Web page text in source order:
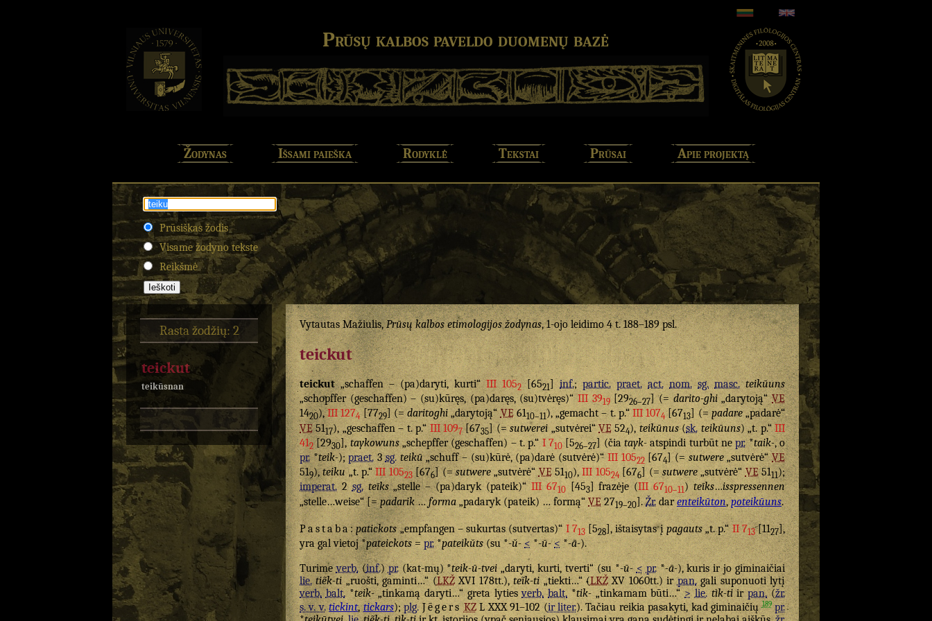
Prūsų kalbos paveldo duomenų bazė
Žodynas Išsami paieška Rodyklė Tekstai Prūsai Apie projektą
Prūsiškas žodis
Visame žodyno tekste
Reikšmė
Rasta žodžių: 2
teickut
teikūsnan
Vytautas Mažiulis,Prūsų kalbos etimologijos žodynas, 1-ojo leidimo 4 t. 188–189 psl.
teickut
teickut„schaffen – (pa)daryti, kurti“III 1052[6521]inf.;partic. praet. act. nom. sg. masc. teikūuns
„schoͤpffer (geschaffen) – (su)kūręs, (pa)daręs, (su)tvėręs)“III 3919[2926–27] (=darito-ghi„darytoją“VE
1420),III 1274[7729] (=daritoghi„darytoją“VE6110–11), „gemacht – t. p.“III 1074[6713] (=padare„padarė“
VE5117), „geschaffen – t. p.“III 1097[6735] (=sutwerei„sutvėrei“VE 524), teikūnus(sk. teikūuns) „t. p.“III
412[2930],taykowuns„schepffer (geschaffen) – t. p.“ I 710[526–27] (čiatayk-atspindi turbūt nepr.*taik-, o
pr.*teik-);praet.3sg. teikū„schuff – (su)kūrė, (pa)darė (sutvėrė)“III 10522[674] (=sutwere„sutvėrė“VE
519),teiku„t. p.“III 10523[676] (=sutwere„sutvėrė“VE5110),III 10524 [676] (=sutwere„sutvėrė“VE5111);
imperat.2 sg. teīks„stelle – (pa)daryk (pateik)“III 6710[453] frazėje (III 6710–11)teīks…isspressennen
„stelle…weise“ [=padarik…forma„padaryk (pateik) … formą“VE2719–20].Žr. darenteikūton,poteikūuns.
Pastaba:patickots„empfangen – sukurtas (sutvertas)“ I 713[528], ištaisytas įpagauts„t. p.“II 713[1127],
yra gal vietoj *pateickots=pr.*pateikŭts(su *-ŭ- <*-ū- <*-ā-).
Turimeverb.(inf.)pr.(kat-mų) *teik-ū-tvei„daryti, kurti, tverti“ (su *-ū- < pr.*-ā-), kuris ir jo giminaičiai
lie. tiẽk-ti„ruošti, gaminti…“ (LKŽXVI 178tt.),teĩk-ti„tiekti…“ (LKŽXV 1060tt.) irpan.gali suponuoti lytį
verb. balt.*teik-„tinkamą daryti…“ greta lytiesverb. balt.*tik-„tinkamam būti…“> lie. tìk-tiirpan.(žr.
s. v. v. tickint,tickars);plg. Jēgers KZL XXX 91–102 (ir liter.). Tačiau reikia pasakyti, kad giminaičių189 pr.